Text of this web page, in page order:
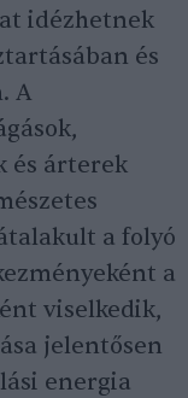
idézhetnek
és
A
és árterek
a folyó
a
viselkedik,
jelentősen
energia